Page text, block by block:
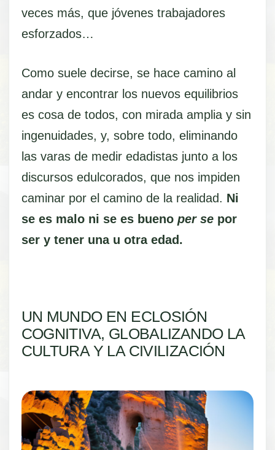
veces más, que jóvenes trabajadores
esforzados…
Como suele decirse, se hace camino al
andar y encontrar los nuevos equilibrios
es cosa de todos, con mirada amplia y sin
ingenuidades, y, sobre todo, eliminando
las varas de medir edadistas junto a los
discursos edulcorados, que nos impiden
caminar por el camino de la realidad. Ni
se es malo ni se es bueno per sepor
ser y tener una u otra edad.
UN MUNDO EN ECLOSIÓN
COGNITIVA, GLOBALIZANDO LA
CULTURA Y LA CIVILIZACIÓN